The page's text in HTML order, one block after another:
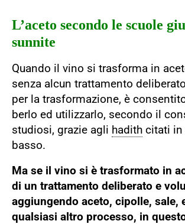
L’aceto secondo le scuole
sunnite
Quando il vino si trasforma in
senza alcun trattamento
per la trasformazione, è
berlo ed utilizzarlo, secondo il
studiosi, grazie agli hadith citati in
basso.
Ma se il vino si è trasformato in
di un trattamento deliberato e
aggiungendo aceto, cipolle, sale,
qualsiasi altro processo, in